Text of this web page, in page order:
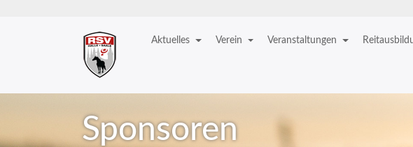
Aktuelles Verein Veranstaltungen
Sponsoren